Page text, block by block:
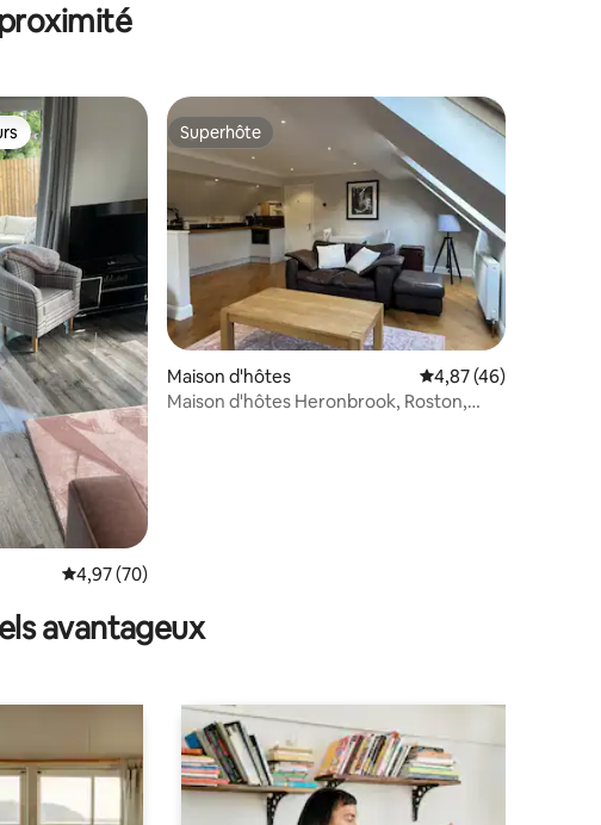
48 commentaires : 5 sur 5
Évaluation moyenne sur la base de 70 commentaires : 4,97 sur 5
4,97 (70)
Superhôte
Superhôte
Maison d'hôtes Évaluation moyenne
4,87 (46)
Maison d'hôtes Heronbrook, Roston,
avantageux